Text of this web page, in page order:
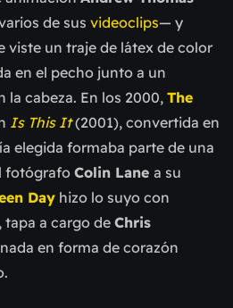
de sus videoclips— y
viste un traje de látex de color
en el pecho junto a un
la cabeza. En los 2000, The
Is This It(2001), convertida en
elegida formaba parte de una
fotógrafo Colin Lane a su
Day hizo lo suyo con
a cargo deChris
en forma de corazón